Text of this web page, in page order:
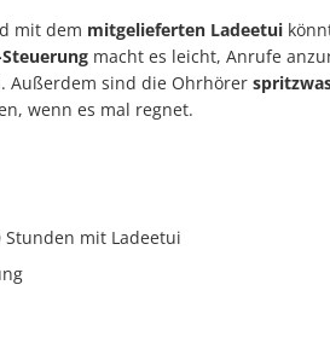
mit dem mitgelieferten Ladeetui
macht es leicht, Anrufe
Außerdem sind die Ohrhörer
wenn es mal regnet.
Stunden mit Ladeetui